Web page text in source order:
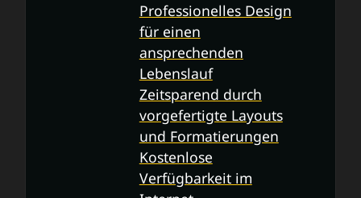
Professionelles Design
für einen
ansprechenden
Lebenslauf
Zeitsparend durch
vorgefertigte Layouts
und Formatierungen
Kostenlose
Verfügbarkeit im